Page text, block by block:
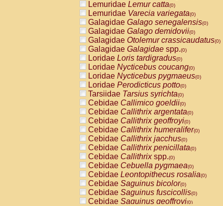
Lemuridae Lemur catta(0)
Lemuridae Varecia variegata(0)
Galagidae Galago senegalensis(0)
Galagidae Galago demidovii(0)
Galagidae Otolemur crassicaudatus(0)
Galagidae Galagidae spp.(0)
Loridae Loris tardigradus(0)
Loridae Nycticebus coucang(0)
Loridae Nycticebus pygmaeus(0)
Loridae Perodicticus potto(0)
Tarsiidae Tarsius syrichta(0)
Cebidae Callimico goeldii(0)
Cebidae Callithrix argentata(0)
Cebidae Callithrix geoffroyi(0)
Cebidae Callithrix humeralifer(0)
Cebidae Callithrix jacchus(0)
Cebidae Callithrix penicillata(0)
Cebidae Callithrixspp.(0)
Cebidae Cebuella pygmaea(0)
Cebidae Leontopithecus rosalia(0)
Cebidae Saguinus bicolor(0)
Cebidae Saguinus fuscicollis(0)
Cebidae Saguinus geoffroyi(0)